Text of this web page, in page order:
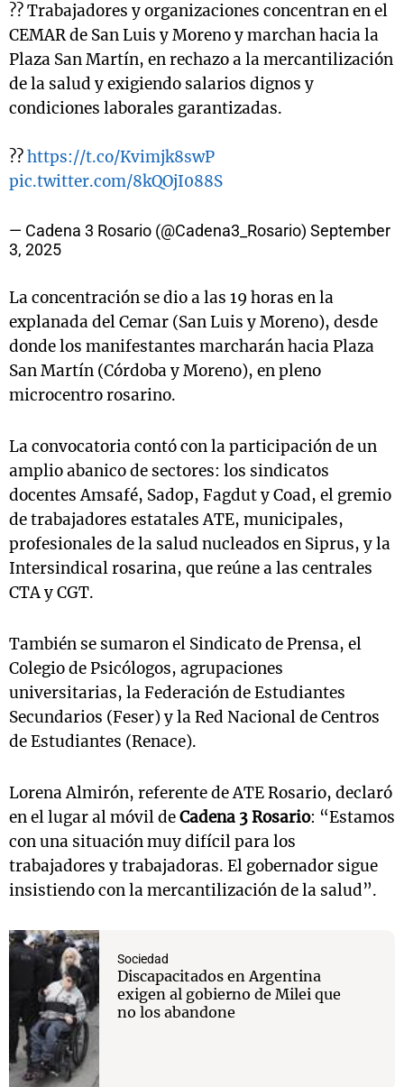
?? Trabajadores y organizaciones concentran en el
CEMAR de San Luis y Moreno y marchan hacia la
Plaza San Martín, en rechazo a la mercantilización
de la salud y exigiendo salarios dignos y
condiciones laborales garantizadas.
??https://t.co/Kvimjk8swP
pic.twitter.com/8kQOjI088S
— Cadena 3 Rosario (@Cadena3_Rosario) September
3, 2025
La concentración se dio a las 19 horas en la
explanada del Cemar (San Luis y Moreno), desde
donde los manifestantes marcharán hacia Plaza
San Martín (Córdoba y Moreno), en pleno
microcentro rosarino.
La convocatoria contó con la participación de un
amplio abanico de sectores: los sindicatos
docentes Amsafé, Sadop, Fagdut y Coad, el gremio
de trabajadores estatales ATE, municipales,
profesionales de la salud nucleados en Siprus, y la
Intersindical rosarina, que reúne a las centrales
CTA y CGT.
También se sumaron el Sindicato de Prensa, el
Colegio de Psicólogos, agrupaciones
universitarias, la Federación de Estudiantes
Secundarios (Feser) y la Red Nacional de Centros
de Estudiantes (Renace).
Lorena Almirón, referente de ATE Rosario, declaró
en el lugar al móvil deCadena 3 Rosario: “Estamos
con una situación muy difícil para los
trabajadores y trabajadoras. El gobernador sigue
insistiendo con la mercantilización de la salud”.
Sociedad
Discapacitados en Argentina
exigen al gobierno de Milei que
no los abandone